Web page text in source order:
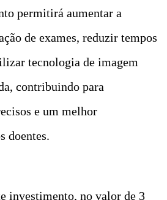
permitirá aumentar a
de exames, reduzir tempos
tecnologia de imagem
contribuindo para
e um melhor
doentes.
investimento, no valor de 3